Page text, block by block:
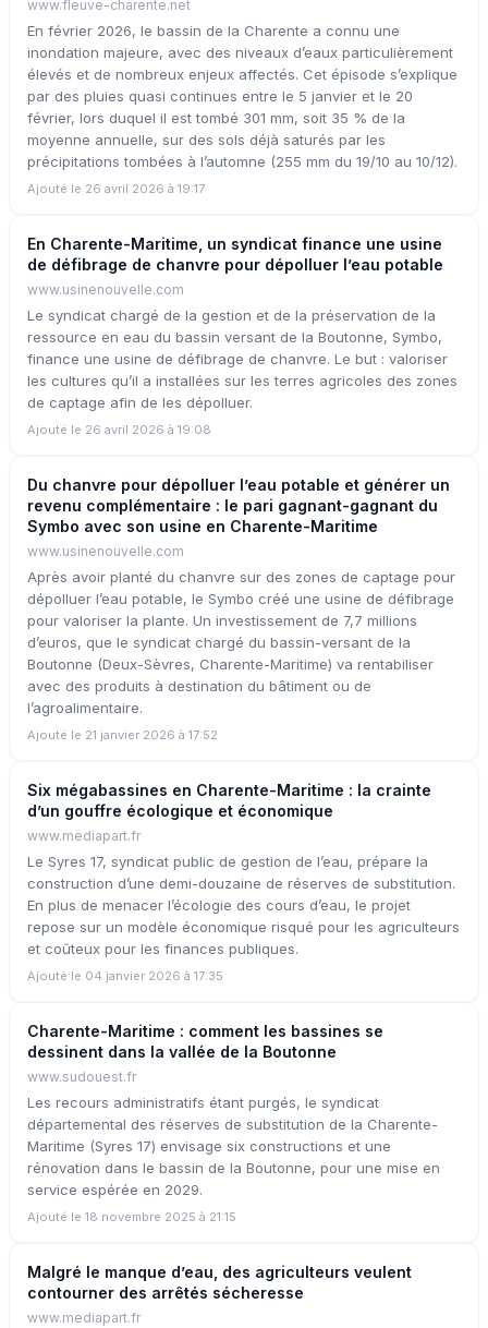
www.fleuve-charente.net
En février 2026, le bassin de la Charente a connu une
inondation majeure, avec des niveaux d’eaux particulièrement
élevés et de nombreux enjeux affectés. Cet épisode s’explique
par des pluies quasi continues entre le 5 janvier et le 20
février, lors duquel il est tombé 301 mm, soit 35 % de la
moyenne annuelle, sur des sols déjà saturés par les
précipitations tombées à l’automne (255 mm du 19/10 au 10/12).
Ajouté le 26 avril 2026 à 19:17
En Charente-Maritime, un syndicat finance une usine
de défibrage de chanvre pour dépolluer l’eau potable
www.usinenouvelle.com
Le syndicat chargé de la gestion et de la préservation de la
ressource en eau du bassin versant de la Boutonne, Symbo,
finance une usine de défibrage de chanvre. Le but : valoriser
les cultures qu’il a installées sur les terres agricoles des zones
de captage afin de les dépolluer.
Ajouté le 26 avril 2026 à 19:08
Du chanvre pour dépolluer l’eau potable et générer un
revenu complémentaire : le pari gagnant-gagnant du
Symbo avec son usine en Charente-Maritime
www.usinenouvelle.com
Après avoir planté du chanvre sur des zones de captage pour
dépolluer l’eau potable, le Symbo créé une usine de défibrage
pour valoriser la plante. Un investissement de 7,7 millions
d’euros, que le syndicat chargé du bassin-versant de la
Boutonne (Deux-Sèvres, Charente-Maritime) va rentabiliser
avec des produits à destination du bâtiment ou de
l’agroalimentaire.
Ajouté le 21 janvier 2026 à 17:52
Six mégabassines en Charente-Maritime : la crainte
d’un gouffre écologique et économique
www.mediapart.fr
Le Syres 17, syndicat public de gestion de l’eau, prépare la
construction d’une demi-douzaine de réserves de substitution.
En plus de menacer l’écologie des cours d’eau, le projet
repose sur un modèle économique risqué pour les agriculteurs
et coûteux pour les finances publiques.
Ajouté le 04 janvier 2026 à 17:35
Charente-Maritime : comment les bassines se
dessinent dans la vallée de la Boutonne
www.sudouest.fr
Les recours administratifs étant purgés, le syndicat
départemental des réserves de substitution de la Charente-
Maritime (Syres 17) envisage six constructions et une
rénovation dans le bassin de la Boutonne, pour une mise en
service espérée en 2029.
Ajouté le 18 novembre 2025 à 21:15
Malgré le manque d’eau, des agriculteurs veulent
contourner des arrêtés sécheresse
www.mediapart.fr